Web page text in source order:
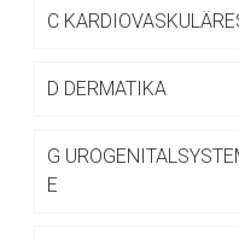
C
D DERMATIKA
G
E